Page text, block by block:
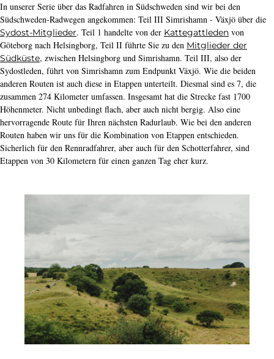
In unserer Serie über das Radfahren in Südschweden sind wir bei den
Südschweden-Radwegen angekommen: Teil III Simrishamn - Växjö über die
Sydost-Mitglieder. Teil 1 handelte von der Kattegattleden von
Göteborg nach Helsingborg, Teil II führte Sie zu den Mitglieder der
Südküste, zwischen Helsingborg und Simrishamn. Teil III, also der
Sydostleden, führt von Simrishamn zum Endpunkt Växjö. Wie die beiden
anderen Routen ist auch diese in Etappen unterteilt. Diesmal sind es 7, die
zusammen 274 Kilometer umfassen. Insgesamt hat die Strecke fast 1700
Höhenmeter. Nicht unbedingt flach, aber auch nicht bergig. Also eine
hervorragende Route für Ihren nächsten Radurlaub. Wie bei den anderen
Routen haben wir uns für die Kombination von Etappen entschieden.
Sicherlich für den Rennradfahrer, aber auch für den Schotterfahrer, sind
Etappen von 30 Kilometern für einen ganzen Tag eher kurz.